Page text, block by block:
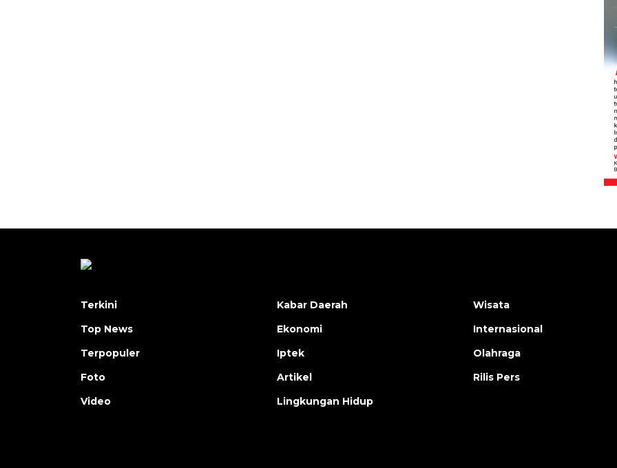
Terkini
Top News
Terpopuler
Foto
Video
Kabar Daerah
Ekonomi
Iptek
Artikel
Lingkungan Hidup
Wisata
Internasional
Olahraga
Rilis Pers